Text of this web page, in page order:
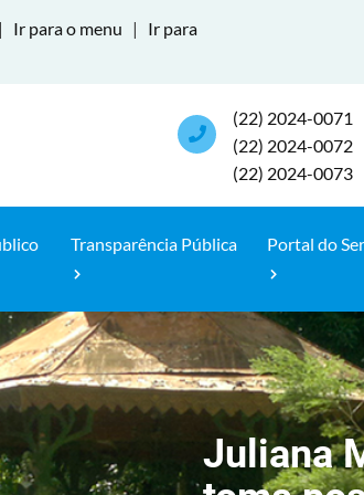
| Ir para o menu |
Ir para
(22) 2024-0071
(22) 2024-0072
(22) 2024-0073
Transparência Pública Portal do
Juliana